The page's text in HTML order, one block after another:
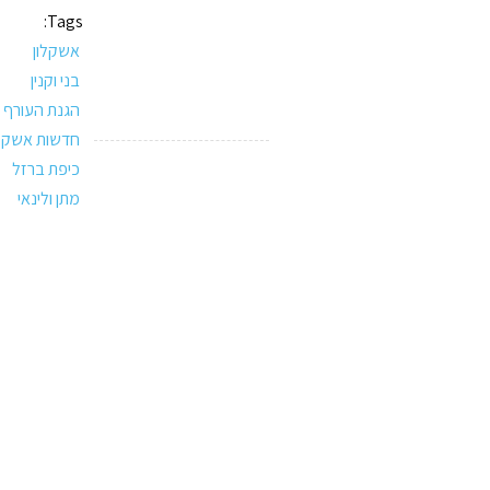
Tags:
אשקלון
בני וקנין
הגנת העורף
חדשות
כיפת ברזל
מתן ולינאי